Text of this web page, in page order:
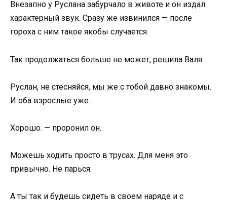
Внезапно у Руслана забурчало в животе и он издал
характерный звук. Сразу же извинился — после
гороха с ним такое якобы случается.
Так продолжаться больше не может, решила Валя.
Руслан, не стесняйся, мы же с тобой давно знакомы.
И оба взрослые уже.
Хорошо. — проронил он.
Можешь ходить просто в трусах. Для меня это
привычно. Не парься.
А ты так и будешь сидеть в своем наряде и с